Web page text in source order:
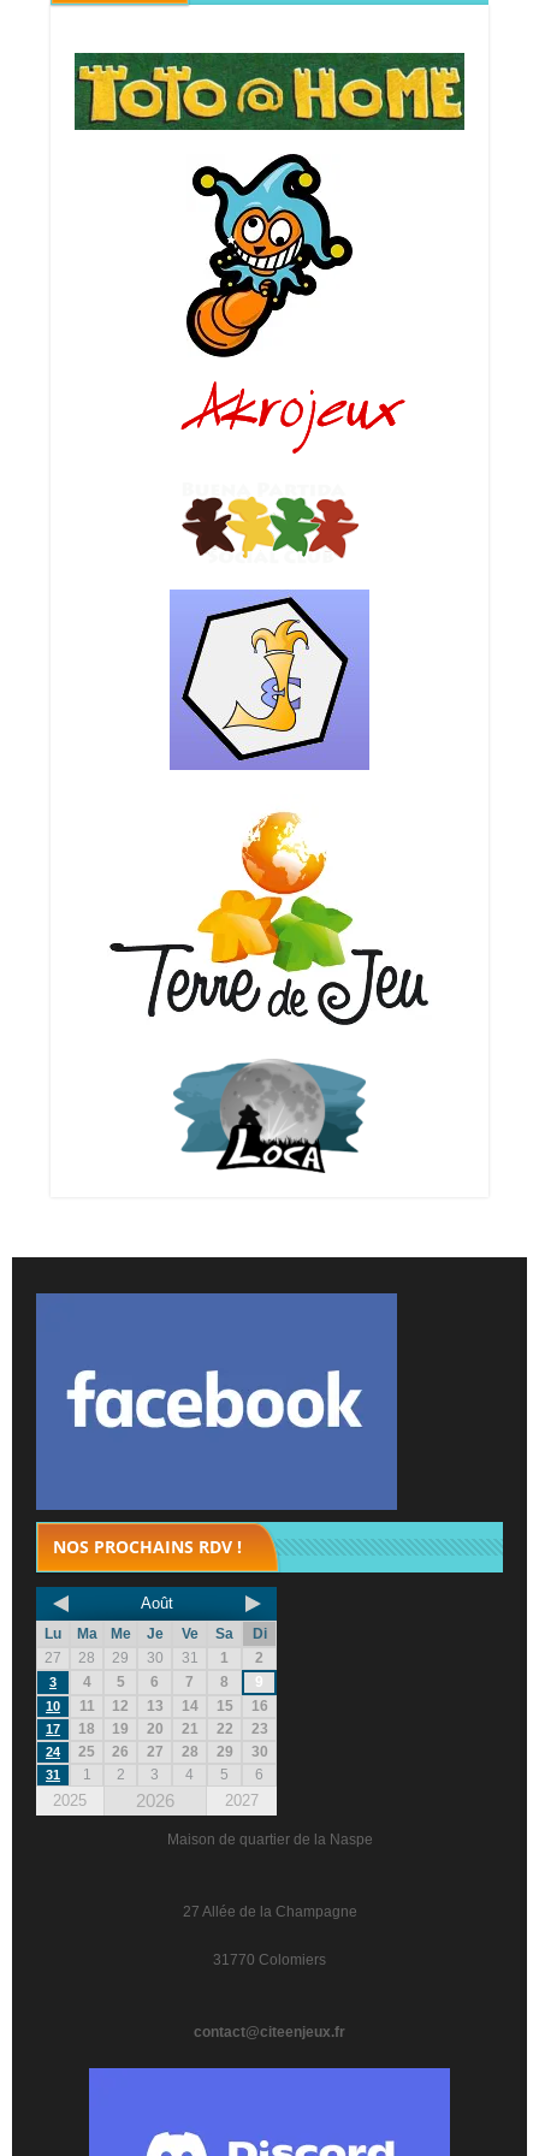
NOS PROCHAINS RDV !
Août
Lu Ma Me Je Ve Sa
Di
27
28 29 30 31 1 2
3 4 5 6 7 8 9
10 11 12 13 14 15 16
17 18 19 20 21 22 23
24 25 26 27 28 29 30
31 1 2 3 4 5 6
2025 2026 2027
Maison de quartier de la Naspe
27 Allée de la Champagne
31770 Colomiers
contact@citeenjeux.fr